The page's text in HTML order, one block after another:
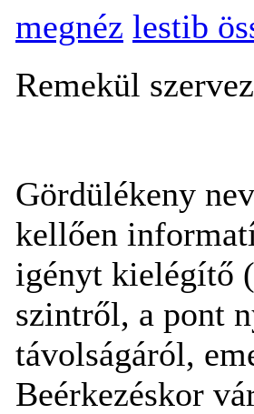
megnéz lestib
Remekül
Gördülékeny
kellően
igényt kielégítő
szintről, a pont
távolságáról,
Beérkezéskor